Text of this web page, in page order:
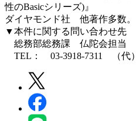
性のBasicシリーズ)』
ダイヤモンド社 他著作多数。
▼本件に関する問い合わせ先
総務部総務課 仏陀会担当
TEL： 03-3918-7311 （代）